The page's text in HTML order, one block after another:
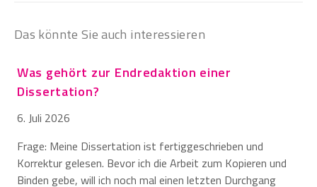
Das könnte Sie auch interessieren
Was gehört zur Endredaktion einer
Dissertation?
6. Juli 2026
Frage: Meine Dissertation ist fertiggeschrieben und
Korrektur gelesen. Bevor ich die Arbeit zum Kopieren und
Binden gebe, will ich noch mal einen letzten Durchgang